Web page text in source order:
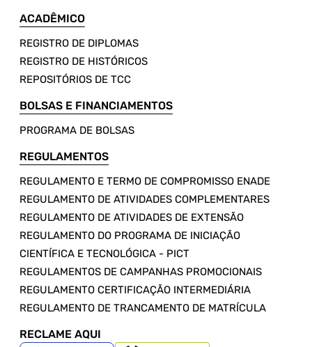
ACADÊMICO
REGISTRO DE DIPLOMAS
REGISTRO DE HISTÓRICOS
REPOSITÓRIOS DE TCC
BOLSAS E FINANCIAMENTOS
PROGRAMA DE BOLSAS
REGULAMENTOS
REGULAMENTO E TERMO DE COMPROMISSO ENADE
REGULAMENTO DE ATIVIDADES COMPLEMENTARES
REGULAMENTO DE ATIVIDADES DE EXTENSÃO
REGULAMENTO DO PROGRAMA DE INICIAÇÃO
CIENTÍFICA E TECNOLÓGICA - PICT
REGULAMENTOS DE CAMPANHAS PROMOCIONAIS
REGULAMENTO CERTIFICAÇÃO INTERMEDIÁRIA
REGULAMENTO DE TRANCAMENTO DE MATRÍCULA
RECLAME AQUI